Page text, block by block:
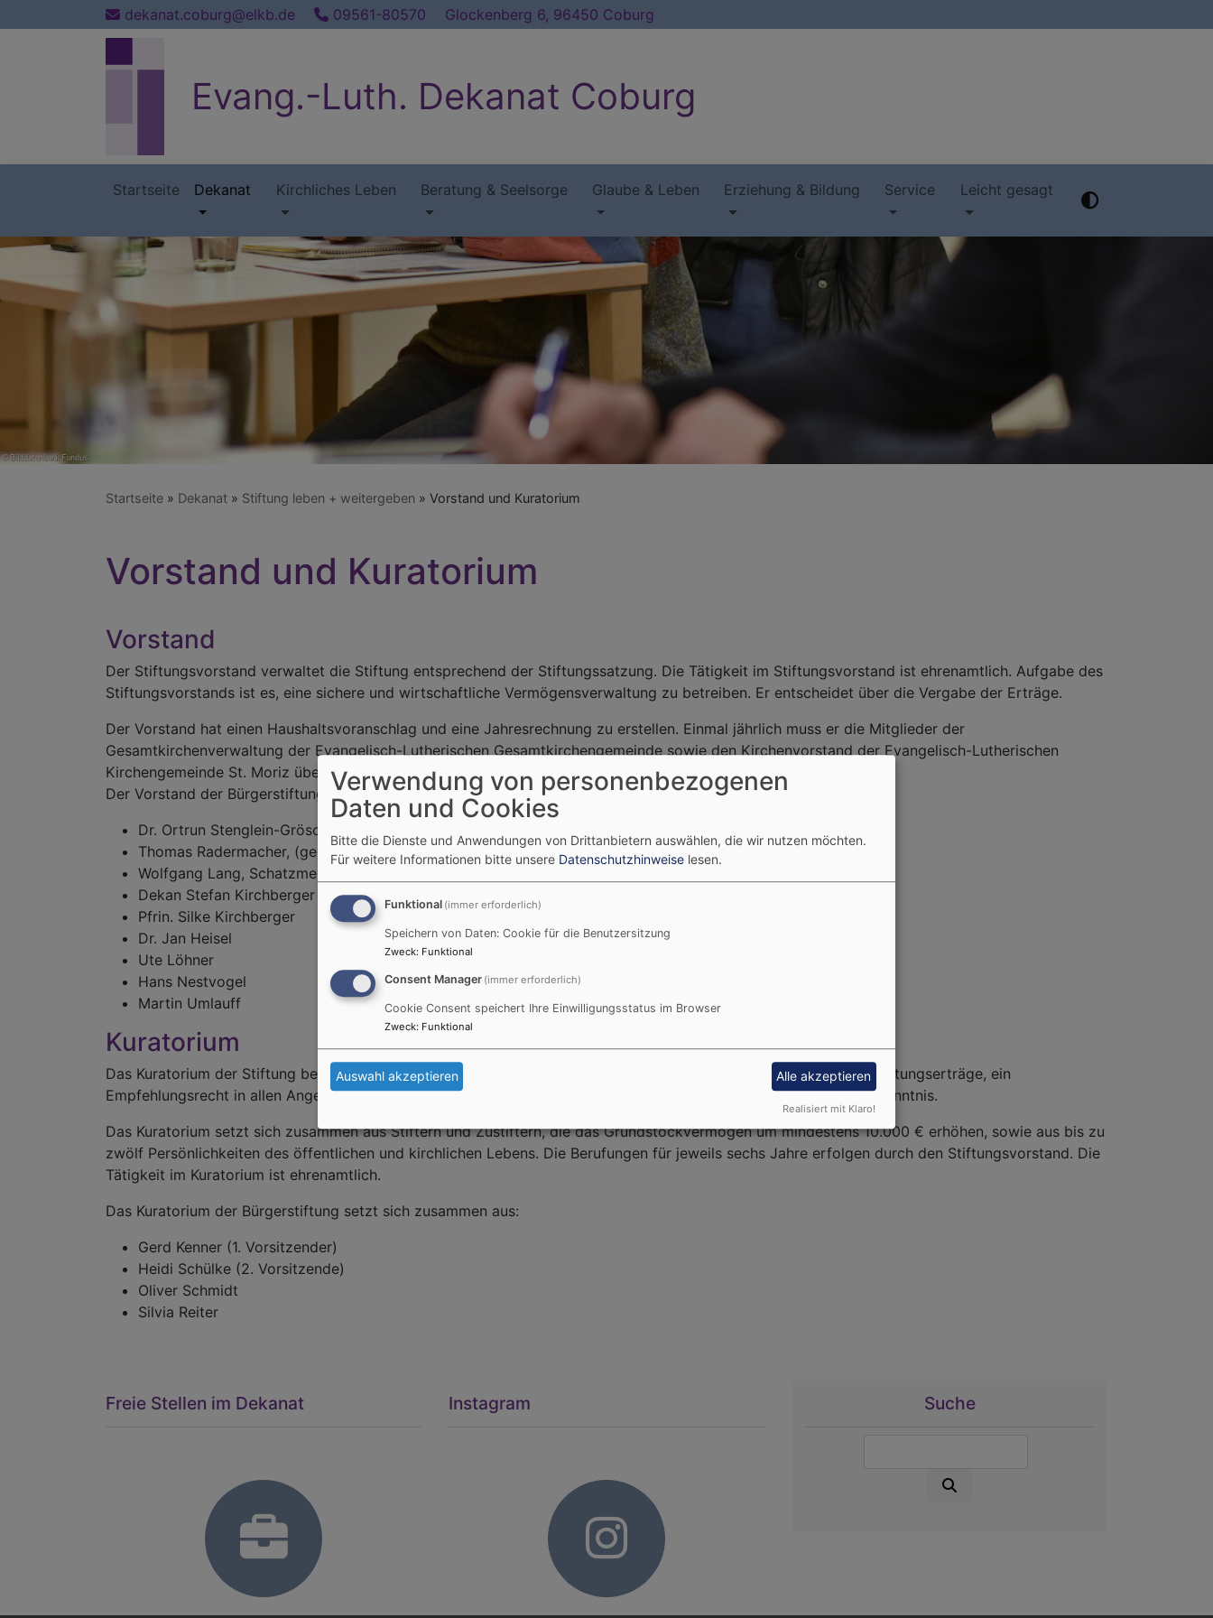
zum
dekanat.coburg@elkb.de 09561-80570 Glockenberg 6, 96450 Coburg
Evang.-Luth. Dekanat Coburg
Hauptnavigation
Startseite Dekanat Kirchliches Leben Beratung & Seelsorge Glaube & Leben Erziehung & Bildung Service Leicht gesagt
Startseite Dekanat Stiftung leben + weitergeben Vorstand und Kuratorium
Vorstand und Kuratorium
Vorstand
Der Stiftungsvorstand verwaltet die Stiftung entsprechend der Stiftungssatzung. Die Tätigkeit im Stiftungsvorstand ist ehrenamtlich. Aufgabe des
Stiftungsvorstands ist es, eine sichere und wirtschaftliche Vermögensverwaltung zu betreiben. Er entscheidet über die Vergabe der Erträge.
Der Vorstand hat einen Haushaltsvoranschlag und eine Jahresrechnung zu erstellen. Einmal jährlich muss er die Mitglieder der
Gesamtkirchenverwaltung der Evangelisch-Lutherischen Gesamtkirchengemeinde sowie den Kirchenvorstand der Evangelisch-Lutherischen
Kirchengemeinde St. Moriz über seine Tätigkeit informieren.
Der Vorstand der Bürgerstiftung setzt sich zusammen aus:
Dr. Ortrun Stenglein-Gröschel (1. Vorsitzende)
Thomas Radermacher, (geschäftsführender Vors.)
Wolfgang Lang, Schatzmeister
Dekan Stefan Kirchberger
Pfrin. Silke Kirchberger
Dr. Jan Heisel
Ute Löhner
Hans Nestvogel
Martin Umlauff
Kuratorium
Das Kuratorium der Stiftung begleitet die Arbeit des Vorstands: Es hat ein Vorschlagsrecht zur Verwendung der Stiftungserträge, ein
Empfehlungsrecht in allen Angelegenheiten und nimmt die Jahresrechnung, sowie den Haushaltsvoranschlag zur Kenntnis.
Das Kuratorium setzt sich zusammen aus Stiftern und Zustiftern, die das Grundstockvermögen um mindestens 10.000 € erhöhen, sowie aus bis zu
zwölf Persönlichkeiten des öffentlichen und kirchlichen Lebens. Die Berufungen für jeweils sechs Jahre erfolgen durch den Stiftungsvorstand. Die
Tätigkeit im Kuratorium ist ehrenamtlich.
Das Kuratorium der Bürgerstiftung setzt sich zusammen aus:
Gerd Kenner (1. Vorsitzender)
Heidi Schülke (2. Vorsitzende)
Oliver Schmidt
Silvia Reiter
Freie Stellen im Dekanat Instagram Suche
Verwendung von personenbezogenen
Daten und Cookies
Bitte die Dienste und Anwendungen von Drittanbietern auswählen, die wir nutzen möchten.
Für weitere Informationen bitte unsere Datenschutzhinweise lesen.
Funktional (immer erforderlich)
Speichern von Daten: Cookie für die Benutzersitzung
Zweck: Funktional
Consent Manager (immer erforderlich)
Cookie Consent speichert Ihre Einwilligungsstatus im Browser
Zweck: Funktional
Auswahl akzeptieren Alle akzeptieren
Realisiert mit Klaro!